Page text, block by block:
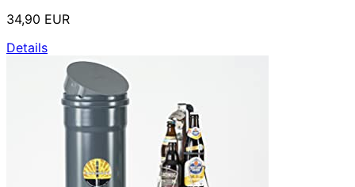
34,90 EUR
Details